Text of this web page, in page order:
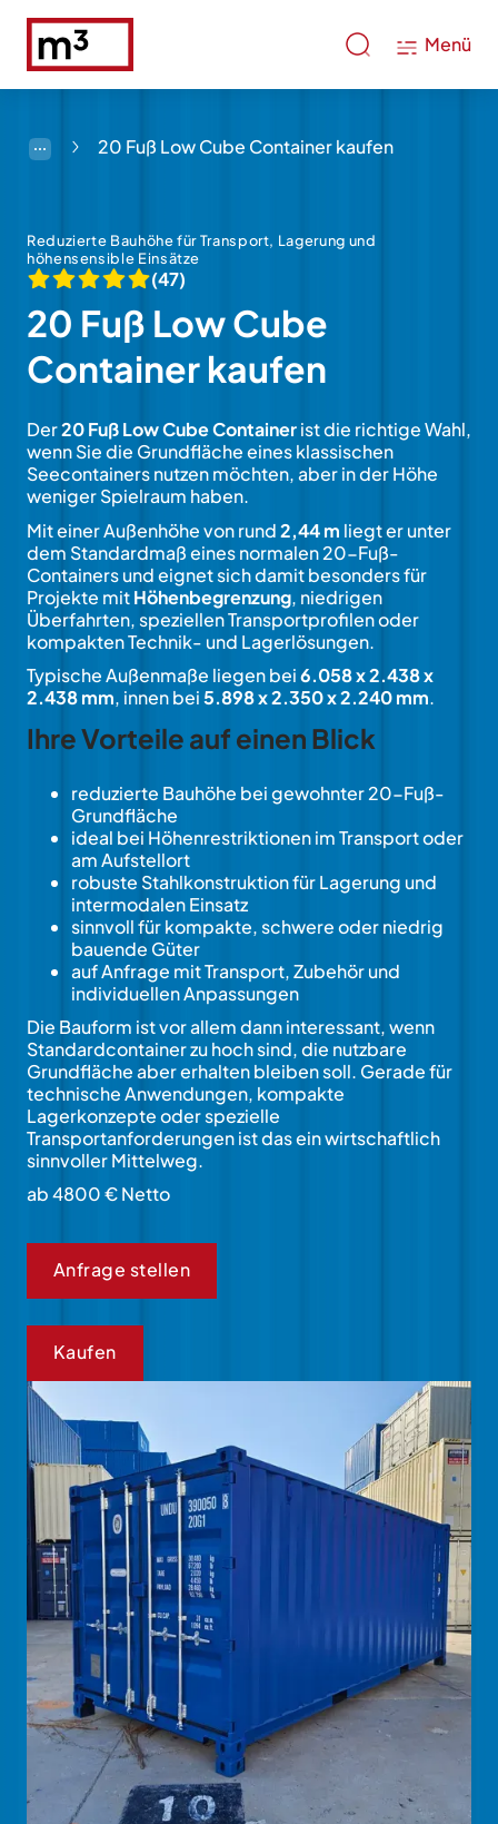
Menü
20 Fuß Low Cube Container kaufen
Reduzierte Bauhöhe für Transport, Lagerung und
höhensensible Einsätze
(47)
20 Fuß Low Cube
Container kaufen
Der20 Fuß Low Cube Containerist die richtige Wahl,
wenn Sie die Grundfläche eines klassischen
Seecontainers nutzen möchten, aber in der Höhe
weniger Spielraum haben.
Mit einer Außenhöhe von rund2,44 m liegt er unter
dem Standardmaß eines normalen 20-Fuß-
Containers und eignet sich damit besonders für
Projekte mitHöhenbegrenzung, niedrigen
Überfahrten, speziellen Transportprofilen oder
kompakten Technik- und Lagerlösungen.
Typische Außenmaße liegen bei6.058 x 2.438 x
2.438 mm, innen bei5.898 x 2.350 x 2.240 mm.
Ihre Vorteile auf einen Blick
reduzierte Bauhöhe bei gewohnter 20-Fuß-
Grundfläche
ideal bei Höhenrestriktionen im Transport oder
am Aufstellort
robuste Stahlkonstruktion für Lagerung und
intermodalen Einsatz
sinnvoll für kompakte, schwere oder niedrig
bauende Güter
auf Anfrage mit Transport, Zubehör und
individuellen Anpassungen
Die Bauform ist vor allem dann interessant, wenn
Standardcontainer zu hoch sind, die nutzbare
Grundfläche aber erhalten bleiben soll. Gerade für
technische Anwendungen, kompakte
Lagerkonzepte oder spezielle
Transportanforderungen ist das ein wirtschaftlich
sinnvoller Mittelweg.
ab 4800 € Netto
Anfrage stellen
Kaufen